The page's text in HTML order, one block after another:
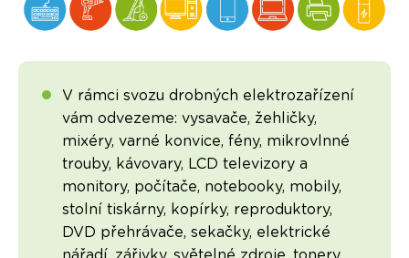
V rámci svozu drobných elektrozařízení
vám odvezeme: vysavače, žehličky,
mixéry, varné konvice, fény, mikrovlnné
trouby, kávovary, LCD televizory a
monitory, počítače, notebooky, mobily,
stolní tiskárny, kopírky, reproduktory,
DVD přehrávače, sekačky, elektrické